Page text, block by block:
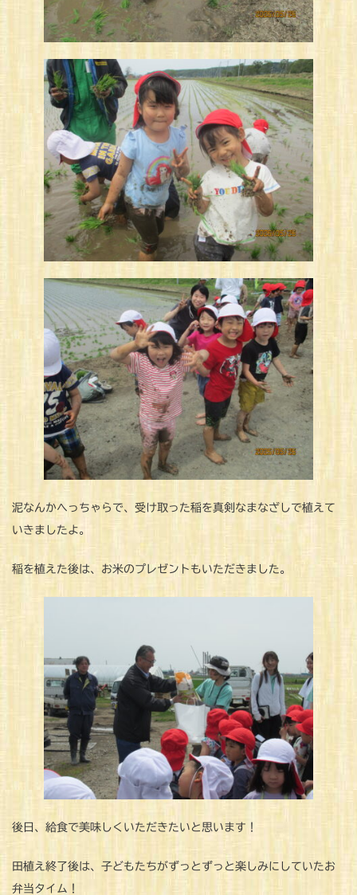
泥なんかへっちゃらで、受け取った稲を真剣なまなざしで植えて
いきましたよ。
稲を植えた後は、お米のプレゼントもいただきました。
後日、給食で美味しくいただきたいと思います！
田植え終了後は、子どもたちがずっとずっと楽しみにしていたお
弁当タイム！